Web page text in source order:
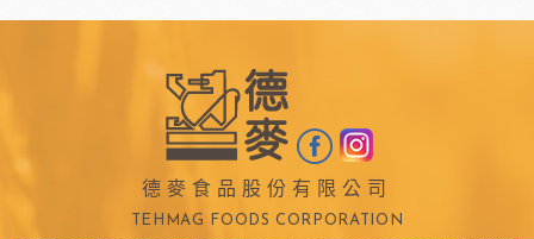
德麥食品股份有限公司
TEHMAG FOODS CORPORATION